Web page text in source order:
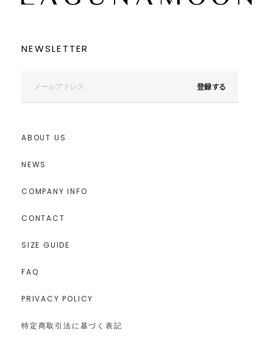
NEWSLETTER
登録する
ABOUT US
NEWS
COMPANY INFO
CONTACT
SIZE GUIDE
FAQ
PRIVACY POLICY
特定商取引法に基づく表記